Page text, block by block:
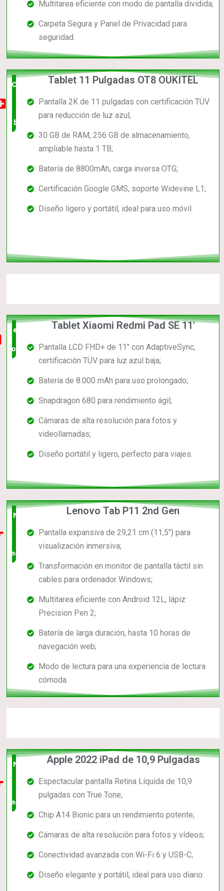
Multitarea eficiente con modo de pantalla dividida;
Carpeta Segura y Panel de Privacidad para
seguridad.
Opción
muy
buena
Tablet 11 Pulgadas OT8 OUKITEL
Pantalla 2K de 11 pulgadas con certificación TÜV
para reducción de luz azul;
30 GB de RAM, 256 GB de almacenamiento,
ampliable hasta 1 TB;
Batería de 8800mAh, carga inversa OTG;
Certificación Google GMS, soporte Widevine L1;
Diseño ligero y portátil, ideal para uso móvil.
el mas
completo
Tablet Xiaomi Redmi Pad SE 11'
Pantalla LCD FHD+ de 11" con AdaptiveSync,
certificación TÜV para luz azul baja;
Batería de 8.000 mAh para uso prolongado;
Snapdragon 680 para rendimiento ágil;
Cámaras de alta resolución para fotos y
videollamadas;
Diseño portátil y ligero, perfecto para viajes.
Nuevo
en el
mercado
Lenovo Tab P11 2nd Gen
Pantalla expansiva de 29,21 cm (11,5") para
visualización inmersiva;
Transformación en monitor de pantalla táctil sin
cables para ordenador Windows;
Multitarea eficiente con Android 12L, lápiz
Precision Pen 2;
Batería de larga duración, hasta 10 horas de
navegación web;
Modo de lectura para una experiencia de lectura
cómoda.
Nuevo
en el
mercado
Apple 2022 iPad de 10,9 Pulgadas
Espectacular pantalla Retina Líquida de 10,9
pulgadas con True Tone;
Chip A14 Bionic para un rendimiento potente;
Cámaras de alta resolución para fotos y vídeos;
Conectividad avanzada con Wi-Fi 6 y USB-C;
Diseño elegante y portátil, ideal para uso diario.